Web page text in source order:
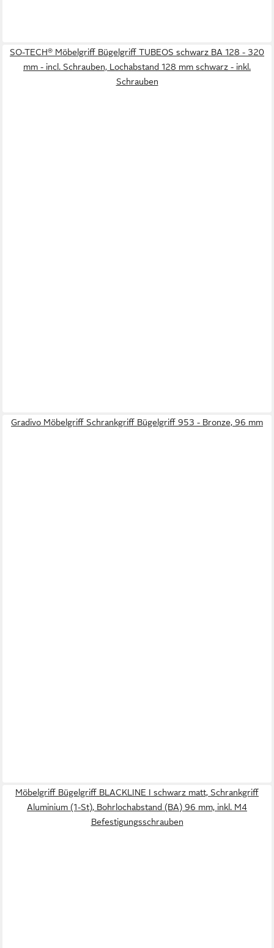
SO-TECH® Möbelgriff Bügelgriff TUBEOS schwarz BA 128 - 320
mm - incl. Schrauben, Lochabstand 128 mm schwarz - inkl.
Schrauben
Gradivo Möbelgriff Schrankgriff Bügelgriff 953 - Bronze, 96 mm
Möbelgriff Bügelgriff BLACKLINE I schwarz matt, Schrankgriff
Aluminium (1-St), Bohrlochabstand (BA) 96 mm, inkl. M4
Befestigungsschrauben